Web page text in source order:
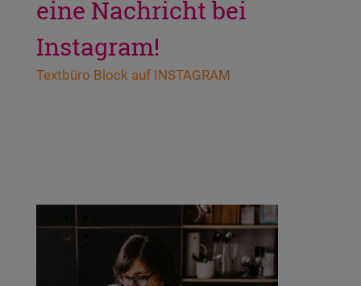
eine Nachricht bei
Instagram!
Text­bü­ro Block auf INSTAGRAM